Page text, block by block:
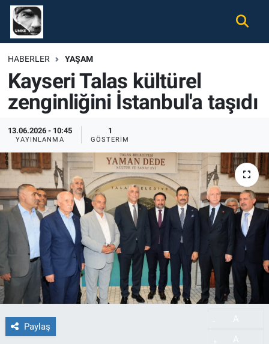
HABERLER YAŞAM
Kayseri Talas kültürel
zenginliğini İstanbul'a taşıdı
13.06.2026 - 10:45
YAYINLANMA
1
GÖSTERIM
Paylaş
Gündem
Ekonomi
Spor
Magazin
Tüm Haberler
İletişim
Künye
Nöbetçi Eczaneler
Hava Durumu
Namaz Vakitleri
Trafik Durumu
Süper Lig Puan Durumu ve Fikstür
Tüm Manşetler
Son Dakika Haberleri
Haber Arşivi